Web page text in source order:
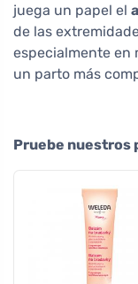
juega un papel el
de las
especialmente en
un parto más
Pruebe nuestros